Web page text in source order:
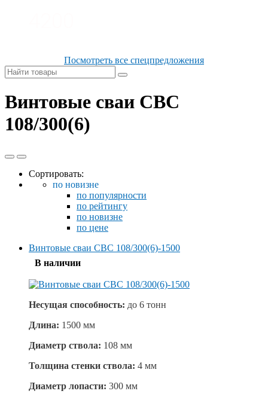
Посмотреть все спецпредложения
Винтовые сваи СВС
108/300(6)
Сортировать:
по новизне
по популярности
по рейтингу
по новизне
по цене
Винтовые сваи СВС 108/300(6)-1500
В наличии
Несущая способность: до 6 тонн
Длина: 1500 мм
Диаметр ствола: 108 мм
Толщина стенки ствола: 4 мм
Диаметр лопасти: 300 мм